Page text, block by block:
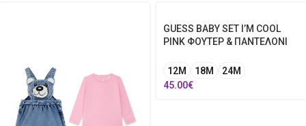
GUESS BABY SET I’M COOL
PINK ΦΟΥΤΕΡ & ΠΑΝΤΕΛΟΝΙ
12Μ 18Μ
24Μ
45.00€